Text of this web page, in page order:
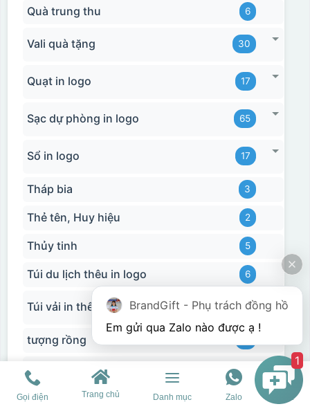
Quà trung thu 6
Vali quà tặng 30
Quạt in logo 17
Sạc dự phòng in logo 65
Sổ in logo 17
Tháp bia 3
Thẻ tên, Huy hiệu 2
Thủy tinh 5
Túi du lịch thêu in logo 6
Túi vải in thêu logo 3
tượng rồng
USB quà tặng in logo 11
Ví da
Gọi điện Trang chủ Danh mục Zalo
BrandGift - Phụ trách đồng hồ
1